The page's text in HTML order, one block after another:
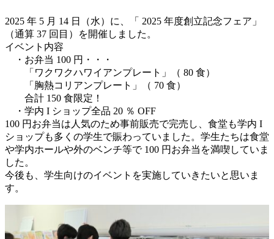
2025 年 5 月 14 日（水）に、「 2025 年度創立記念フェア」
（通算 37 回目）を開催しました。
イベント内容
・お弁当 100 円・・・
「ワクワクハワイアンプレート」（ 80 食）
「胸熱コリアンプレート」（ 70 食）
合計 150 食限定！
・学内 I ショップ全品 20 ％ OFF
100 円お弁当は人気のため事前販売で完売し、食堂も学内 I
ショップも多くの学生で賑わっていました。学生たちは食堂
や学内ホールや外のベンチ等で 100 円お弁当を満喫していま
した。
今後も、学生向けのイベントを実施していきたいと思いま
す。